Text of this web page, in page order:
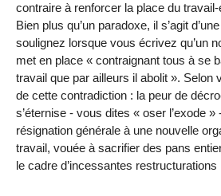
contraire à renforcer la place du
Bien plus qu’un paradoxe, il s’agit
soulignez lorsque vous écrivez qu’un
met en place « contraignant tous à se
travail que par ailleurs il abolit ». Selon
de cette contradiction : la peur de
s’éternise - vous dites « oser l’exode »
résignation générale à une nouvelle
travail, vouée à sacrifier des pans
le cadre d’incessantes